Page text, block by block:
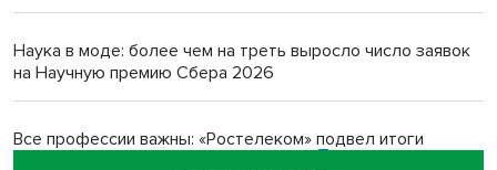
Обновлённое отделение ВТБ открылось в Искитиме
Наука в моде: более чем на треть выросло число заявок
на Научную премию Сбера 2026
Все профессии важны: «Ростелеком» подвел итоги